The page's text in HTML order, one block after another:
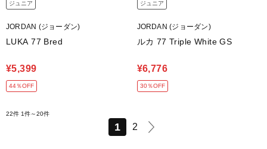
ジュニア
JORDAN (ジョーダン)
LUKA 77 Bred
¥5,399
44％OFF
ジュニア
JORDAN (ジョーダン)
ルカ 77 Triple White GS
¥6,776
30％OFF
22件 1件～20件
1 2